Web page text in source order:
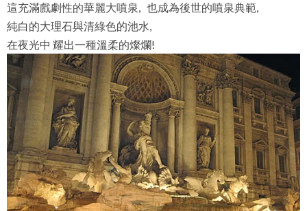
這充滿戲劇性的華麗大噴泉, 也成為後世的噴泉典範,
純白的大理石與清綠色的池水,
在夜光中 耀出一種溫柔的燦爛!